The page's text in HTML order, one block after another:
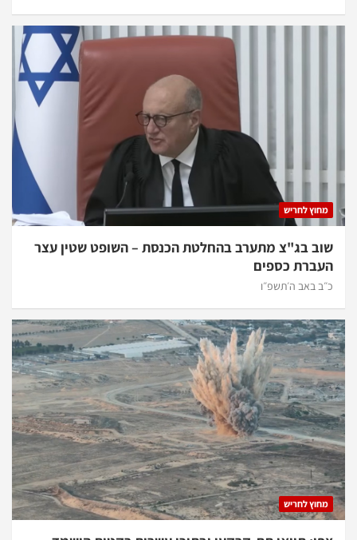
מחוץ לחריש
שוב בג"צ מתערב בהחלטת הכנסת – השופט שטין עצר
העברת כספים
כ״ב באב ה׳תשפ״ו
מחוץ לחריש